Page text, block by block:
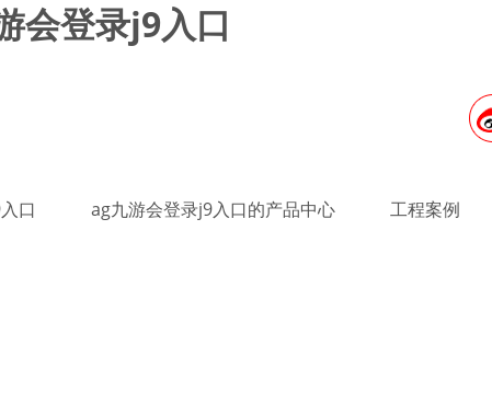
会登录j9入口
口 ag九游会登录j9入口的产品中心 工程案例